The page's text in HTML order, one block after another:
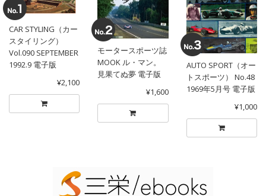
CAR STYLING（カー
スタイリング）
Vol.090 SEPTEMBER
1992.9 電子版
¥2,100
モータースポーツ誌
MOOK ル・マン。
見果てぬ夢 電子版
¥1,600
AUTO SPORT（オー
トスポーツ） No.48
1969年5月号 電子版
¥1,000